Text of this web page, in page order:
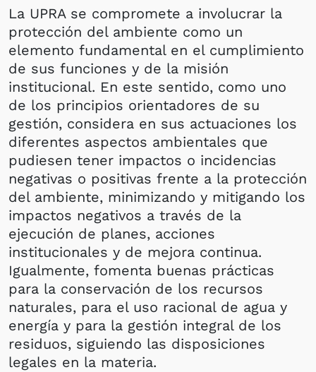
La UPRA se compromete a involucrar la
protección del ambiente como un
elemento fundamental en el cumplimiento
de sus funciones y de la misión
institucional. En este sentido, como uno
de los principios orientadores de su
gestión, considera en sus actuaciones los
diferentes aspectos ambientales que
pudiesen tener impactos o incidencias
negativas o positivas frente a la protección
del ambiente, minimizando y mitigando los
impactos negativos a través de la
ejecución de planes, acciones
institucionales y de mejora continua.
Igualmente, fomenta buenas prácticas
para la conservación de los recursos
naturales, para el uso racional de agua y
energía y para la gestión integral de los
residuos, siguiendo las disposiciones
legales en la materia.